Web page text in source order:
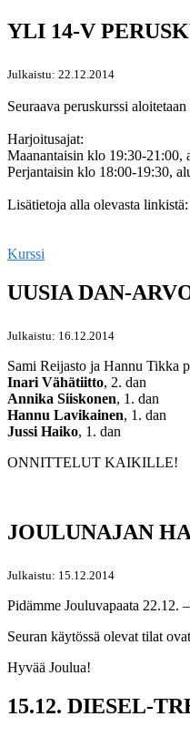
YLI 14-V
Julkaistu: 22.12.2014
Seuraava peruskurssi
Harjoitusajat:
Maanantaisin klo 19:30-21:00,
Perjantaisin klo 18:00-19:30,
Lisätietoja alla olevasta linkistä:
Kurssi
UUSIA DAN-
Julkaistu: 16.12.2014
Sami Reijasto ja Hannu Tikka
Inari Vähätiitto, 2. dan
Annika Siiskonen, 1. dan
Hannu Lavikainen, 1. dan
Jussi Haiko, 1. dan
ONNITTELUT KAIKILLE!
JOULUNAJAN
Julkaistu: 15.12.2014
Pidämme Jouluvapaata 22.12.
Seuran käytössä olevat tilat
Hyvää Joulua!
15.12. DIESEL-